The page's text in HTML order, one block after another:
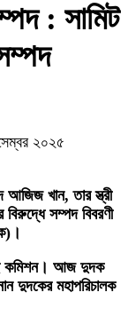
: সামিট
২০২৫
আজিজ খান, তার স্ত্রী
সম্পদ বিবরণী
কমিশন। আজ দুদক
দুদকের মহাপরিচালক